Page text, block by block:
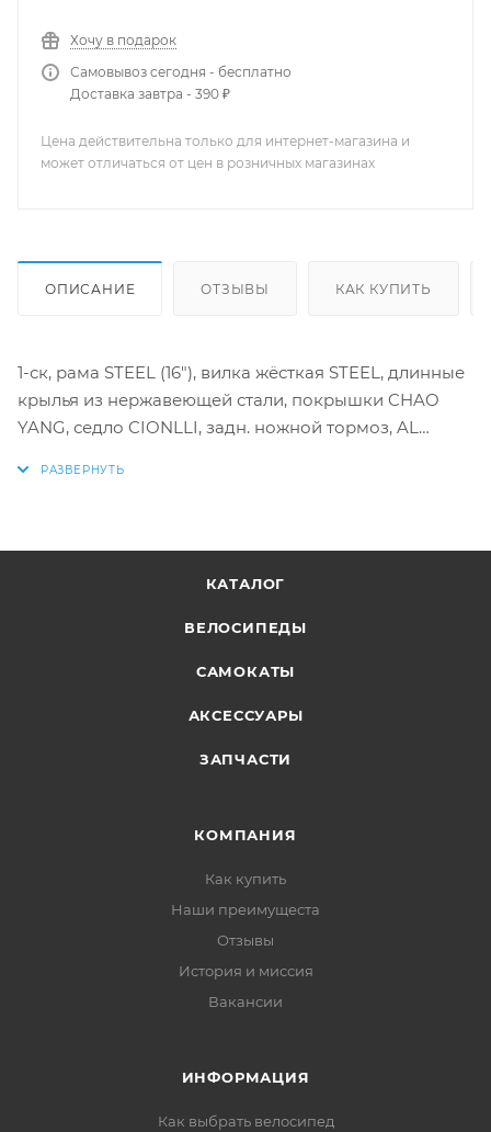
Хочу в подарок
Самовывоз сегодня - бесплатно
Доставка завтра - 390 ₽
Цена действительна только для интернет-магазина и
может отличаться от цен в розничных магазинах
ОПИСАНИЕ ОТЗЫВЫ КАК КУПИТЬ
1-ск, рама STEEL (16"), вилка жёсткая STEEL, длинные
крылья из нержавеющей стали, покрышки CHAO
YANG, седло CIONLLI, задн. ножной тормоз, AL
КАТАЛОГ
ВЕЛОСИПЕДЫ
САМОКАТЫ
АКСЕССУАРЫ
ЗАПЧАСТИ
КОМПАНИЯ
Как купить
Наши преимущеста
Отзывы
История и миссия
Вакансии
ИНФОРМАЦИЯ
Как выбрать велосипед